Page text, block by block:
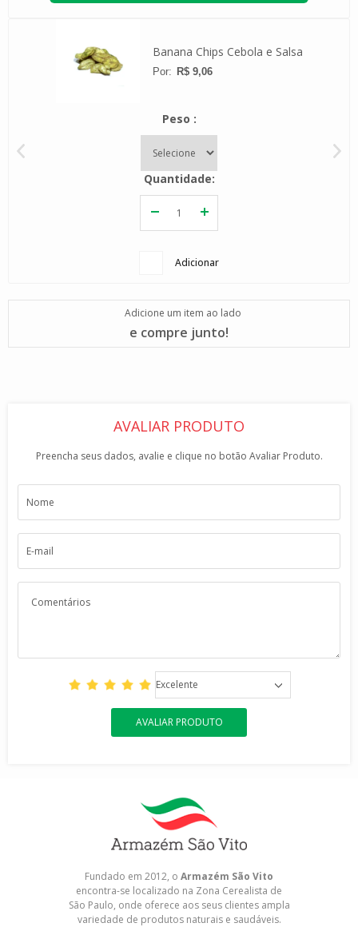
Banana Chips Cebola e Salsa
R$ 9,06
Peso
Quantidade
Adicionar
Adicione um item ao lado
e compre junto!
AVALIAR PRODUTO
Preencha seus dados, avalie e clique no botão Avaliar Produto.
Excelente
AVALIAR PRODUTO
Fundado em 2012, o Armazém São Vito
encontra-se localizado na Zona Cerealista de
São Paulo, onde oferece aos seus clientes ampla
variedade de produtos naturais e saudáveis.